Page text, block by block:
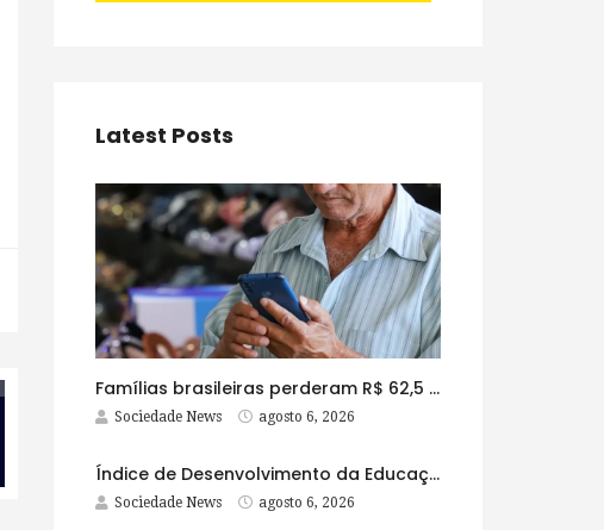
Latest Posts
Famílias brasileiras perderam R$ 62,5 bilhões para bets em 2025
Sociedade News agosto 6, 2026
Índice de Desenvolvimento da Educação Básica tem elevação em todas as etapas
Sociedade News agosto 6, 2026